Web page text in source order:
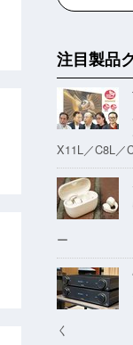
注目製品
X11L／C8L／
ー
く